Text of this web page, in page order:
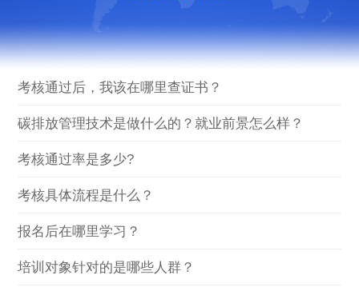
考核通过后，我该在哪里查证书？
碳排放管理技术是做什么的？就业前景怎么样？
考核通过率是多少?
考核具体流程是什么？
报名后在哪里学习？
培训对象针对的是哪些人群？